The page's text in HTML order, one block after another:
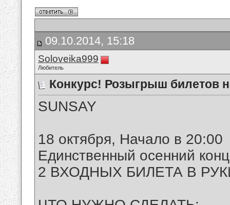
09.10.2014, 15:18
Soloveika999
Любитель
Конкурс! Розыгрыш билетов
SUNSAY
18 октября, Начало в 20:00
Единственный осенний
2 ВХОДНЫХ БИЛЕТА В